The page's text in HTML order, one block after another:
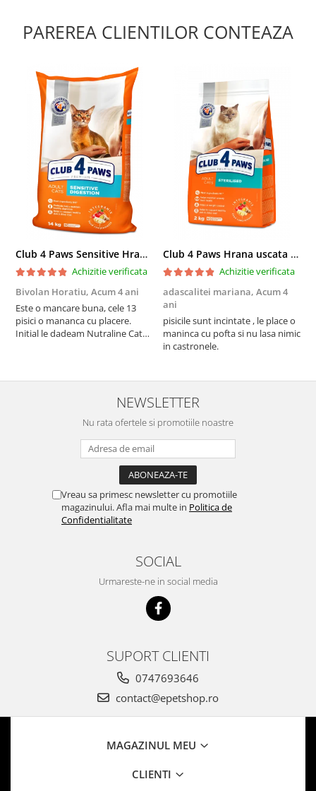
PAREREA CLIENTILOR CONTEAZA
Club 4 Paws Sensitive Hrana uscata pisici adulte, 14kg
Achizitie verificata
Bivolan Horatiu, Acum 4 ani
Este o mancare buna, cele 13
pisici o mananca cu placere.
Initial le dadeam Nutraline Cat
nu o mananca cu placere. Eu
sunt multumit si voi continua cu
Club 4 Paws Hrana uscata pisici sterilizate, 2kg
Achizitie verificata
adascalitei mariana, Acum 4
ani
pisicile sunt incintate , le place o
maninca cu pofta si nu lasa nimic
in castronele.
NEWSLETTER
Nu rata ofertele si promotiile noastre
Vreau sa primesc newsletter cu promotiile
magazinului. Afla mai multe in Politica de
Confidentialitate
SOCIAL
Urmareste-ne in social media
SUPORT CLIENTI
0747693646
contact@epetshop.ro
MAGAZINUL MEU
CLIENTI